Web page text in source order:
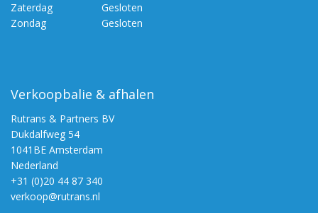
Zaterdag
Gesloten
Zondag
Gesloten
Verkoopbalie & afhalen
Rutrans & Partners BV
Dukdalfweg 54
1041BE Amsterdam
Nederland
+31 (0)20 44 87 340
verkoop@rutrans.nl